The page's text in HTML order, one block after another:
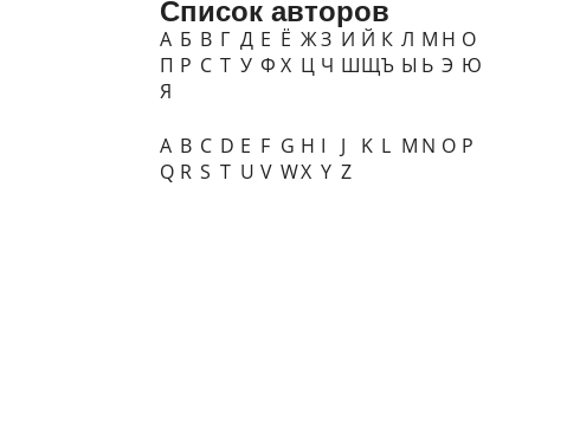
Список авторов
А Б В Г Д Е Ё ЖЗ И Й К Л М Н О
П Р С Т У Ф Х Ц Ч ШЩЪ Ы Ь Э Ю
Я
A B C D E F G H I J K L M N O P
Q R S T U V WX Y Z